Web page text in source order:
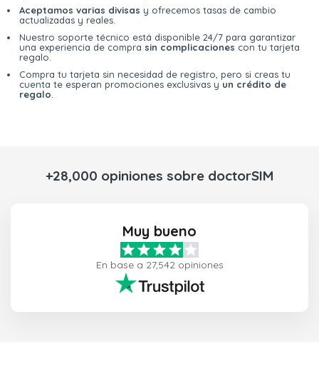
Aceptamos varias divisas y ofrecemos tasas de cambio
actualizadas y reales.
Nuestro soporte técnico está disponible 24/7 para garantizar
una experiencia de compra sin complicaciones con tu tarjeta
regalo.
Compra tu tarjeta sin necesidad de registro, pero si creas tu
cuenta te esperan promociones exclusivas y un crédito de
regalo.
+28,000 opiniones sobre doctorSIM
Muy bueno
En base a 27,542 opiniones